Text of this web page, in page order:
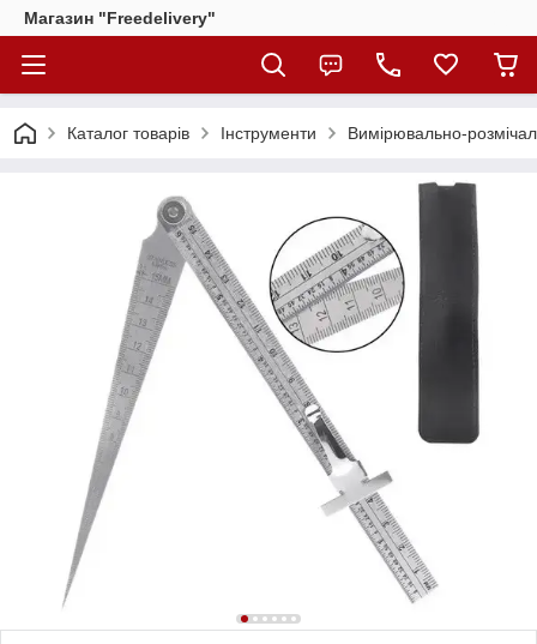
Магазин "Freedelivery"
Каталог товарів Інструменти Вимірювально-